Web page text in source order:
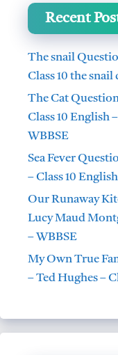
Recent
The snail
Class 10 the
The Cat
Class 10 English
WBBSE
Sea Fever
– Class 10
Our Runaway
Lucy Maud
– WBBSE
My Own True
– Ted Hughes –